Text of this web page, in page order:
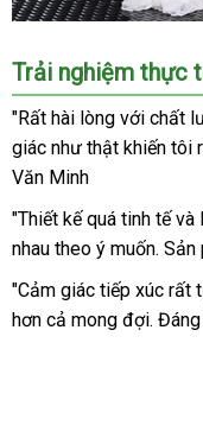
Búp
bê
Irontech
Doll
Hybrid
164cm
TPE
Eileen
cao
cấp
Trải nghiệm thực
"Rất hài lòng với chất
giác như thật khiến tôi
Văn Minh
"Thiết kế quá tinh tế
nhau theo ý muốn.
"Cảm giác tiếp xúc rất
hơn cả mong đợi.